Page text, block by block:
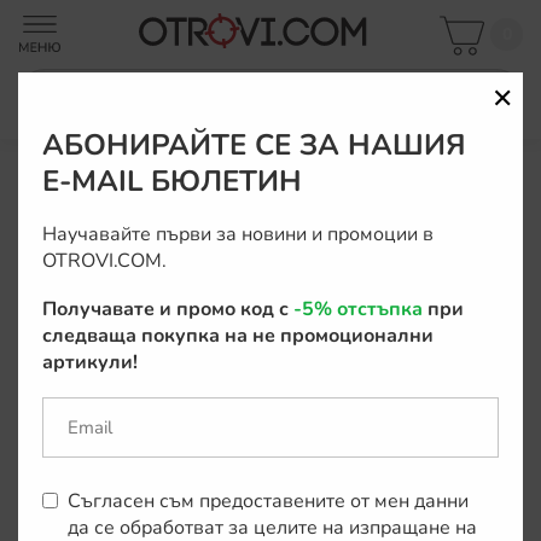
✕
АБОНИРАЙТЕ СЕ ЗА НАШИЯ
E-MAIL БЮЛЕТИН
Научавайте първи за новини и промоции в
OTROVI.COM.
Получавате и промо код с -5% отстъпка при
следваща покупка на не промоционални
артикули!
Съгласен съм предоставените от мен данни
да се обработват за целите на изпращане на
Начало Защита от кучета и котки
към
края
галерията
изображенията